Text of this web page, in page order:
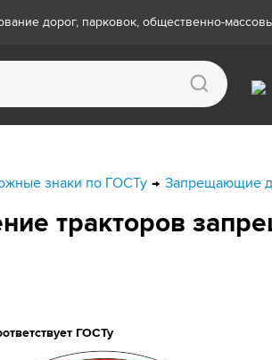
дорог, парковок, общественно-
знаки по ГОСТу Запрещающие
тракторов
ГОСТу